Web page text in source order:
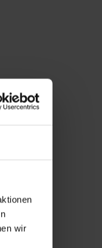
wir